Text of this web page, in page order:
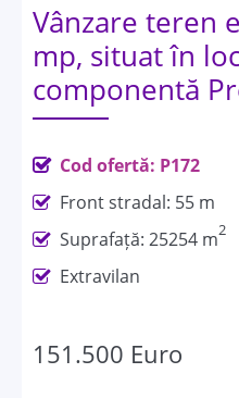
Vânzare teren
mp, situat în
componentă
Cod ofertă: P172
Front stradal: 55 m
Suprafață: 25254 m2
Extravilan
151.500 Euro